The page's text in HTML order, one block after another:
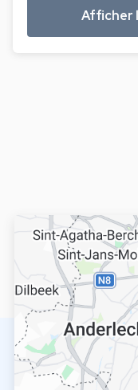
Afficher